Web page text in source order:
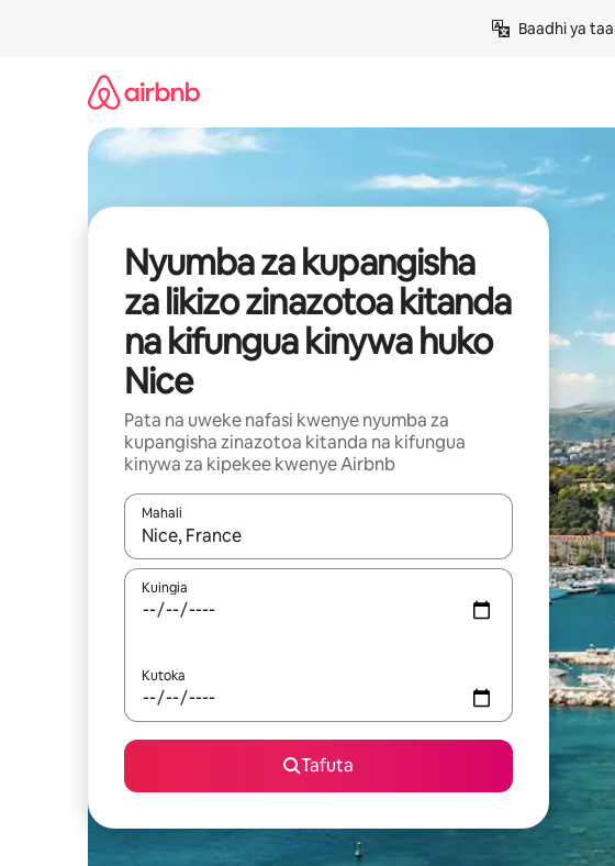
Baadhi ya
Nyumba za kupangisha
za likizo zinazotoa kitanda
na kifungua kinywa huko
Nice
Pata na uweke nafasi kwenye nyumba za
kupangisha zinazotoa kitanda na kifungua
kinywa za kipekee kwenye Airbnb
Mahali
Wakati matokeo yanapatikana, vinjari kwa kutumia vitufe vya
Kuingia
Kutoka
Tafuta